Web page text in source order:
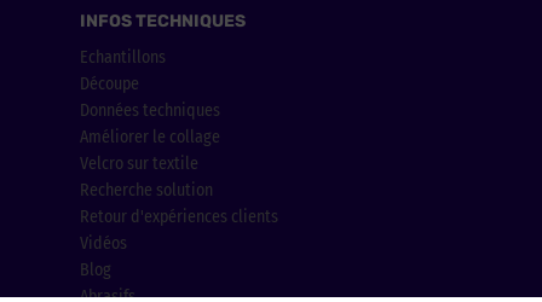
INFOS TECHNIQUES
Echantillons
Découpe
Données techniques
Améliorer le collage
Velcro sur textile
Recherche solution
Retour d'expériences clients
Vidéos
Blog
Abrasifs